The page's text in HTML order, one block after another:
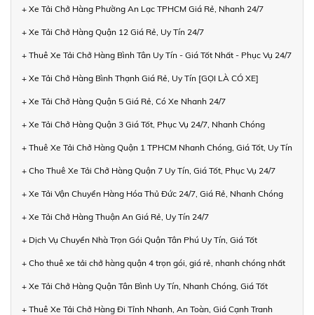
+ Xe Tải Chở Hàng Phường An Lạc TPHCM Giá Rẻ, Nhanh 24/7
+ Xe Tải Chở Hàng Quận 12 Giá Rẻ, Uy Tín 24/7
+ Thuê Xe Tải Chở Hàng Bình Tân Uy Tín - Giá Tốt Nhất - Phục Vụ 24/7
+ Xe Tải Chở Hàng Bình Thạnh Giá Rẻ, Uy Tín [GỌI LÀ CÓ XE]
+ Xe Tải Chở Hàng Quận 5 Giá Rẻ, Có Xe Nhanh 24/7
+ Xe Tải Chở Hàng Quận 3 Giá Tốt, Phục Vụ 24/7, Nhanh Chóng
+ Thuê Xe Tải Chở Hàng Quận 1 TPHCM Nhanh Chóng, Giá Tốt, Uy Tín
+ Cho Thuê Xe Tải Chở Hàng Quận 7 Uy Tín, Giá Tốt, Phục Vụ 24/7
+ Xe Tải Vận Chuyển Hàng Hóa Thủ Đức 24/7, Giá Rẻ, Nhanh Chóng
+ Xe Tải Chở Hàng Thuận An Giá Rẻ, Uy Tín 24/7
+ Dịch Vụ Chuyển Nhà Trọn Gói Quận Tân Phú Uy Tín, Giá Tốt
+ Cho thuê xe tải chở hàng quận 4 trọn gói, giá rẻ, nhanh chóng nhất
+ Xe Tải Chở Hàng Quận Tân Bình Uy Tín, Nhanh Chóng, Giá Tốt
+ Thuê Xe Tải Chở Hàng Đi Tỉnh Nhanh, An Toàn, Giá Cạnh Tranh